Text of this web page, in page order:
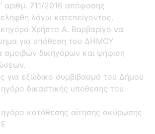
αριθμ. 711/2016 απόφασης
λόγω κατεπείγοντος.
Χρήστο Α. Βαρβαρίγο να
για υπόθεση του ΔΗΜΟΥ
αμοιβών δικηγόρων και ψήφιση
για εξώδικο συμβιβασμό του Δήμου
δικαστικής υπόθεσης του
κατάθεσης αίτησης ακύρωσης